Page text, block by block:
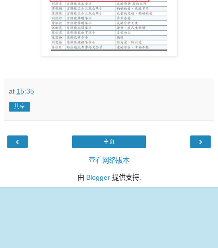
at 15:35
共享
‹ ›
主页
查看网络版本
由 Blogger提供支持.